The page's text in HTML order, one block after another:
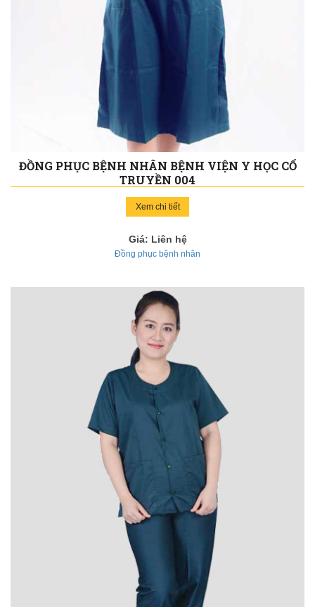
ĐỒNG PHỤC BỆNH NHÂN BỆNH VIỆN Y HỌC CỔ
TRUYỀN 004
Xem chi tiết
Giá: Liên hệ
Đồng phục bệnh nhân